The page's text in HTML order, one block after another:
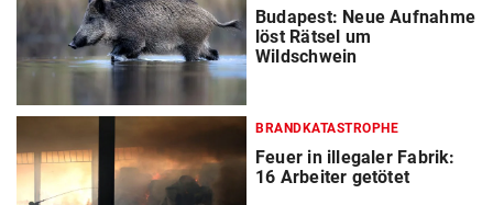
Budapest: Neue Aufnahme
löst Rätsel um
Wildschwein
BRANDKATASTROPHE
Feuer in illegaler Fabrik:
16 Arbeiter getötet